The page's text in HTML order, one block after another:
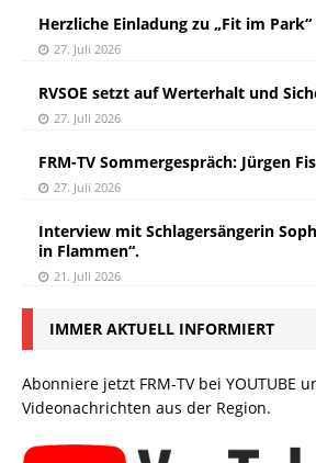
Herzliche Einladung zu „Fit im Park“
27. Juli 2026
RVSOE setzt auf Werterhalt und
27. Juli 2026
FRM-TV Sommergespräch: Jürgen
27. Juli 2026
Interview mit Schlagersängerin
in Flammen“.
21. Juli 2026
IMMER AKTUELL INFORMIERT
Abonniere jetzt FRM-TV bei YOUTUBE
Videonachrichten aus der Region.